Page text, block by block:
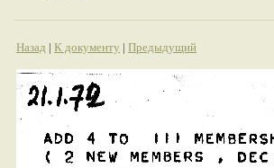
Назад | К документу | Предыдущий